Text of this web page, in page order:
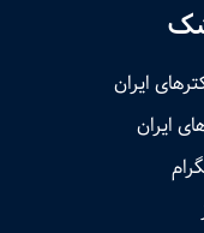
ایران
ایران